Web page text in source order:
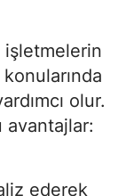
işletmelerin
olur.
avantajlar:
ederek